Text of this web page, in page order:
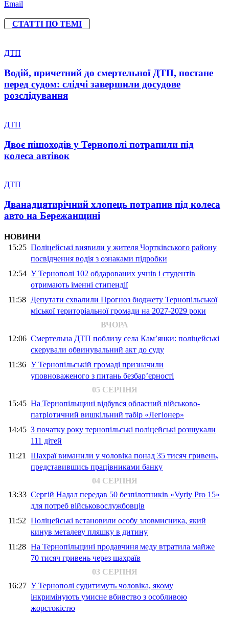
Email
СТАТТІ ПО ТЕМІ
ДТП
Водій, причетний до смертельної ДТП, постане
перед судом: слідчі завершили досудове
розслідування
ДТП
Двоє пішоходів у Тернополі потрапили під
колеса автівок
ДТП
Дванадцятирічний хлопець потрапив під колеса
авто на Бережанщині
НОВИНИ
15:25 Поліцейські виявили у жителя Чортківського району
посвідчення водія з ознаками підробки
12:54 У Тернополі 102 обдарованих учнів і студентів
отримають іменні стипендії
11:58 Депутати схвалили Прогноз бюджету Тернопільської
міської територіальної громади на 2027-2029 роки
ВЧОРА
12:06 Смертельна ДТП поблизу села Кам’янки: поліцейські
скерували обвинувальний акт до суду
11:36 У Тернопільській громаді призначили
уповноваженого з питань безбар’єрності
05 СЕРПНЯ
15:45 На Тернопільщині відбувся обласний військово-
патріотичний вишкільний табір «Легіонер»
14:45 З початку року тернопільські поліцейські розшукали
111 дітей
11:21 Шахраї виманили у чоловіка понад 35 тисяч гривень,
представившись працівниками банку
04 СЕРПНЯ
13:33 Сергій Надал передав 50 безпілотників «Vyriy Pro 15»
для потреб військовослужбовців
11:52 Поліцейські встановили особу зловмисника, який
кинув металеву пляшку в дитину
11:28 На Тернопільщині продавчиня меду втратила майже
70 тисяч гривень через шахраїв
03 СЕРПНЯ
16:27 У Тернополі судитимуть чоловіка, якому
інкримінують умисне вбивство з особливою
жорстокістю